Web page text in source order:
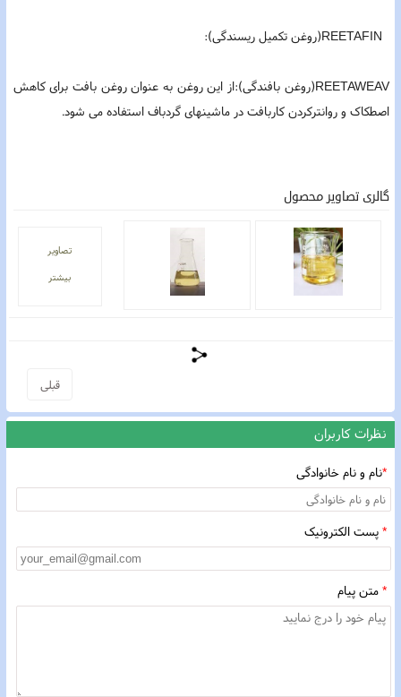
REETAWEAV(روغن بافندگی):از این روغن به عنوان روغن بافت برای کاهش
اصطکاک و روانترکردن کاربافت در ماشینهای گردباف استفاده می شود.
گالری تصاویر محصول
تصاویر
بیشتر
قبلی
نظرات کاربران
*نام و نام خانوادگی
*پست الکترونیک
*متن پیام